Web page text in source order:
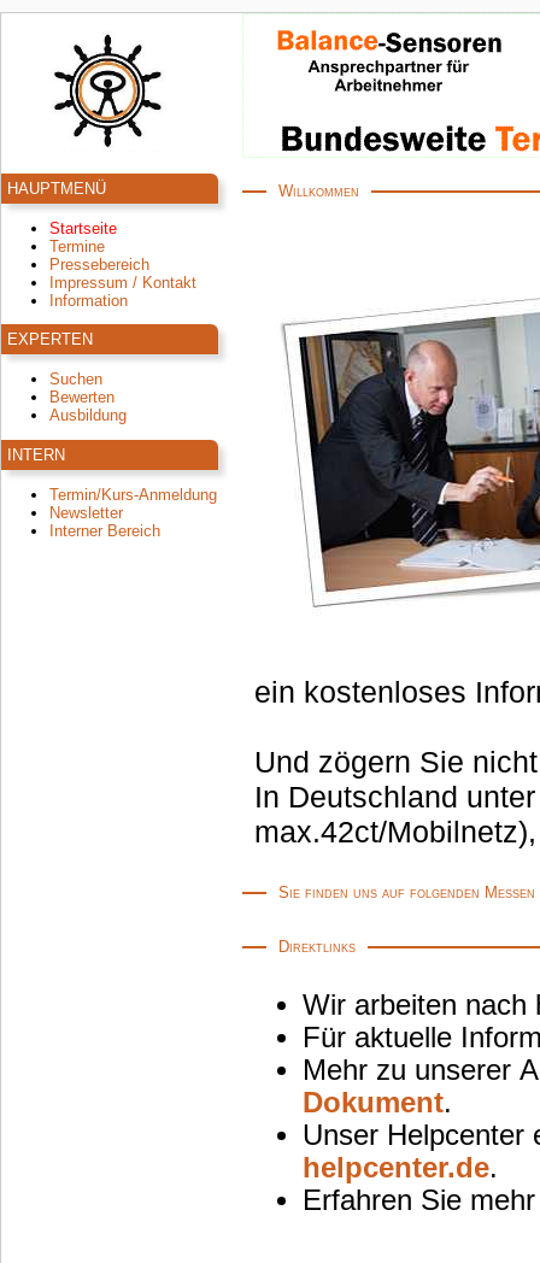
HAUPTMENÜ
Startseite
Termine
Pressebereich
Impressum / Kontakt
Information
EXPERTEN
Suchen
Bewerten
Ausbildung
INTERN
Termin/Kurs-Anmeldung
Newsletter
Interner Bereich
Willkommen
ein kostenloses
Und zögern Sie
In Deutschland
max.42ct/
Sie finden uns auf folgenden
Direktlinks
Wir arbeiten
Für aktuelle
Mehr zu unserer
Dokument.
Unser Helpcenter
helpcenter.de.
Erfahren Sie